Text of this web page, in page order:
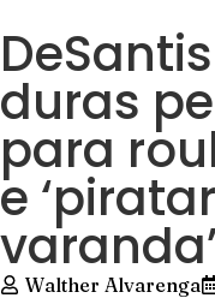
duras
para
e
Walther Alvarenga